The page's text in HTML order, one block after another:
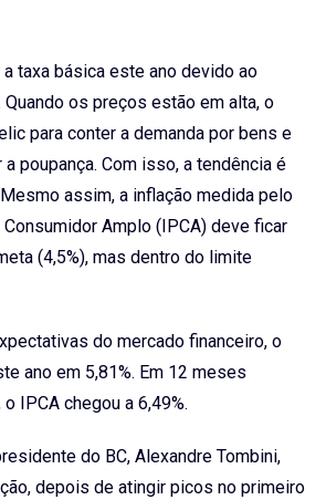
taxa básica este ano devido ao
Quando os preços estão em alta, o
para conter a demanda por bens e
poupança. Com isso, a tendência é
assim, a inflação medida pelo
Amplo (IPCA) deve ficar
(4,5%), mas dentro do limite
do mercado financeiro, o
ano em 5,81%. Em 12 meses
IPCA chegou a 6,49%.
do BC, Alexandre Tombini,
depois de atingir picos no primeiro